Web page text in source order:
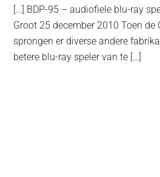
[…] BDP-95 – audiofiele blu-ray
Groot 25 december 2010 Toen de
sprongen er diverse andere
betere blu-ray speler van te […]